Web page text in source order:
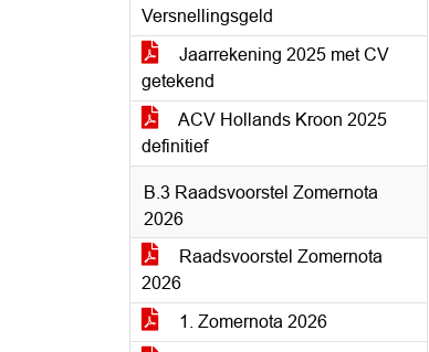
Versnellingsgeld
Jaarrekening 2025 met CV
getekend
ACV Hollands Kroon 2025
definitief
B.3 Raadsvoorstel Zomernota
2026
Raadsvoorstel Zomernota
2026
1. Zomernota 2026